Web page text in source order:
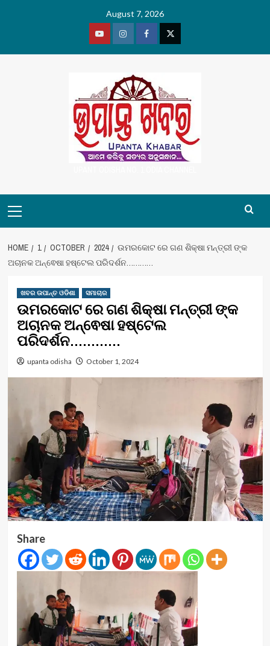
August 7, 2026
YoutubeVimeoFacebookTwitter
Menu
HOME 1 OCTOBER 2024
ଉମରକୋଟ ରେ ଗଣ ଶିକ୍ଷା ମନ୍ତ୍ରୀ ଙ୍କ
ଅଚାନକ ଅନ୍ଵେଷା ହଷ୍ଟେଲ ପରିଦର୍ଶନ…………
ଖବର ଉପାନ୍ତ ଓଡିଶା ସମାଚାର
ଉମରକୋଟ ରେ ଗଣ ଶିକ୍ଷା ମନ୍ତ୍ରୀ ଙ୍କ
ଅଚାନକ ଅନ୍ଵେଷା ହଷ୍ଟେଲ
ପରିଦର୍ଶନ…………
upanta odisha October 1, 2024
Share